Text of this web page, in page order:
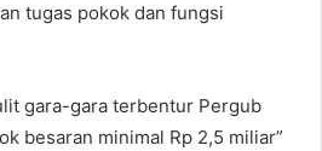
tugas pokok dan fungsi
gara-gara terbentur Pergub
besaran minimal Rp 2,5 miliar”